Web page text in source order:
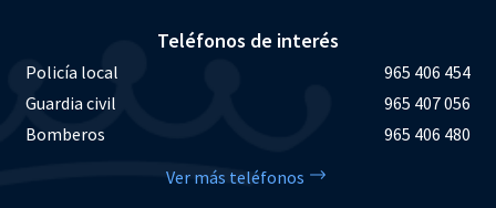
Teléfonos de interés
Policía local
965 406 454
Guardia civil
965 407 056
Bomberos
965 406 480
Ver más teléfonos